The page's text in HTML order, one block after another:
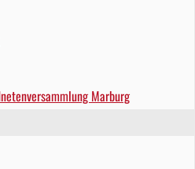
Marburg